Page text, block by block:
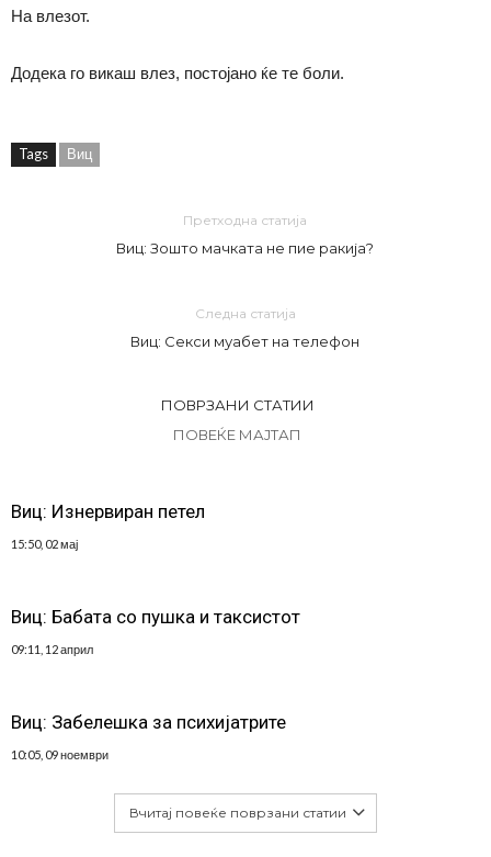
На влезот.
Додека го викаш влез, постојано ќе те боли.
Tags Виц
Претходна статија
Виц: Зошто мачката не пие ракија?
Следна статија
Виц: Секси муабет на телефон
ПОВРЗАНИ СТАТИИ
ПОВЕЌЕ МАЈТАП
Виц: Изнервиран петел
15:50, 02 мај
Виц: Бабата со пушка и таксистот
09:11, 12 април
Виц: Забелешка за психијатрите
10:05, 09 ноември
Вчитај повеќе поврзани статии